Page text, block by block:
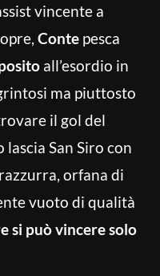
vincente a
Conte pesca
all’esordio in
ma piuttosto
il gol del
San Siro con
orfana di
vuoto di qualità
si può vincere solo